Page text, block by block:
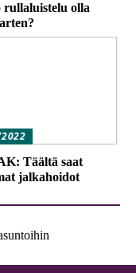
rullaluistelu olla
Täältä saat
jalkahoidot